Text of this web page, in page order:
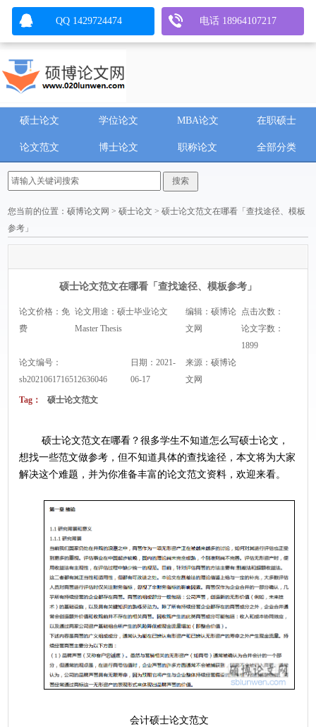
硕士论文 学位论文 MBA论文 在职硕士
论文范文 博士论文 职称论文 全部分类
您当前的位置：硕博论文网 >硕士论文 > 硕士论文范文在哪看「查找途径、模板
参考」
硕士论文范文在哪看「查找途径、模板参考」
论文价格：免
费
论文用途：硕士毕业论文
Master Thesis
编辑：硕博论
文网
点击次数：
论文字数：
1899
论文编号：
sb2021061716512636046
日期：2021-
06-17
来源：硕博论
文网
Tag： 硕士论文范文
	硕士论文范文在哪看？很多学生不知道怎么写硕士论文，
想找一些范文做参考，但不知道具体的查找途径，本文将为大家
解决这个难题，并为你准备丰富的论文范文资料，欢迎来看。
	会计硕士论文范文
QQ 1429724474 电话 18964107217